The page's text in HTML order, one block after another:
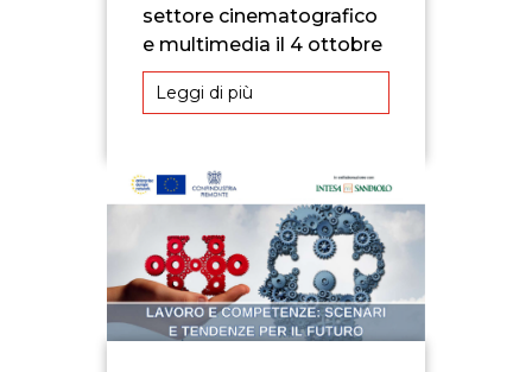
settore cinematografico
e multimedia il 4 ottobre
Leggi di più